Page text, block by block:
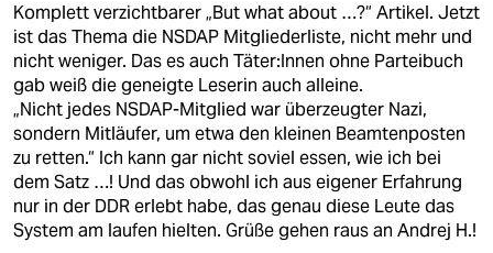
Komplett verzichtbarer „But what about …?“ Artikel. Jetzt
ist das Thema die NSDAP Mitgliederliste, nicht mehr und
nicht weniger. Das es auch Täter:Innen ohne Parteibuch
gab weiß die geneigte Leserin auch alleine.
„Nicht jedes NSDAP-Mitglied war überzeugter Nazi,
sondern Mitläufer, um etwa den kleinen Beamtenposten
zu retten.“ Ich kann gar nicht soviel essen, wie ich bei
dem Satz …! Und das obwohl ich aus eigener Erfahrung
nur in der DDR erlebt habe, das genau diese Leute das
System am laufen hielten. Grüße gehen raus an Andrej H.!